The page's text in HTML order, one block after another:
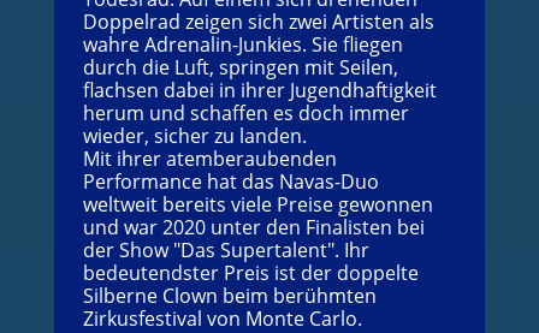
Doppelrad zeigen sich zwei Artisten als
wahre Adrenalin-Junkies. Sie fliegen
durch die Luft, springen mit Seilen,
flachsen dabei in ihrer Jugendhaftigkeit
herum und schaffen es doch immer
wieder, sicher zu landen.
Mit ihrer atemberaubenden
Performance hat das Navas-Duo
weltweit bereits viele Preise gewonnen
und war 2020 unter den Finalisten bei
der Show "Das Supertalent". Ihr
bedeutendster Preis ist der doppelte
Silberne Clown beim berühmten
Zirkusfestival von Monte Carlo.